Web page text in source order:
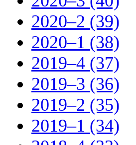
2020–2 (39)
2020–1 (38)
2019–4 (37)
2019–3 (36)
2019–2 (35)
2019–1 (34)